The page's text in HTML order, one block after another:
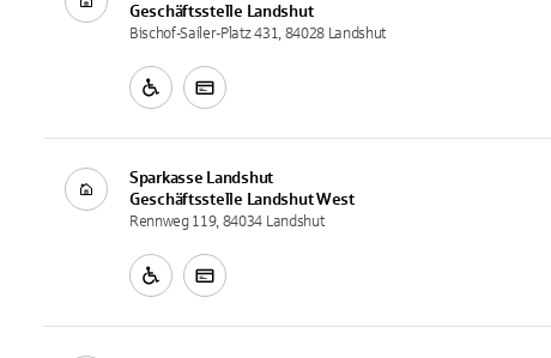
Geschäftsstelle
Landshut
Bischof-Sailer-Platz 431, 84028 Landshut
Sparkasse Landshut
Geschäftsstelle
Landshut West
Rennweg 119, 84034 Landshut